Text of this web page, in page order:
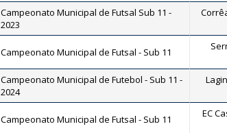
Campeonato Municipal de Futsal Sub 11 -
2023
Campeonato Municipal de Futsal - Sub 11
Campeonato Municipal de Futebol - Sub 11 -
2024
Campeonato Municipal de Futsal - Sub 11
EC